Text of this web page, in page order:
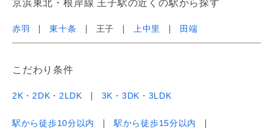
京浜東北・根岸線 王子駅の近くの駅から探す
赤羽 東十条 王子 上中里 田端
こだわり条件
2K・2DK・2LDK 3K・3DK・3LDK
駅から徒歩10分以内
駅から徒歩15分以内